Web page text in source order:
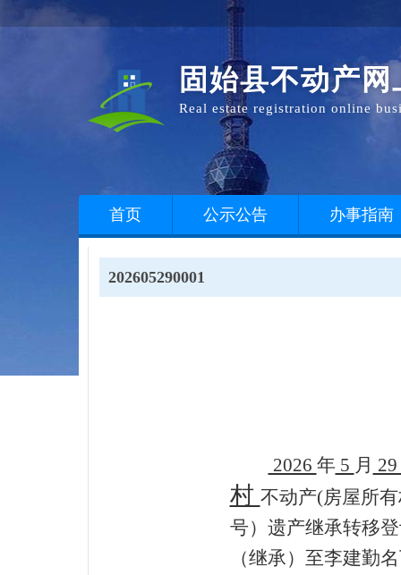
固始县不动产
Real estate registration online
首页 公示公告 办事指南
202605290001
2026 年 5 月 29
村 不动产(房屋所
号）遗产继承转移
（继承）至李建勤